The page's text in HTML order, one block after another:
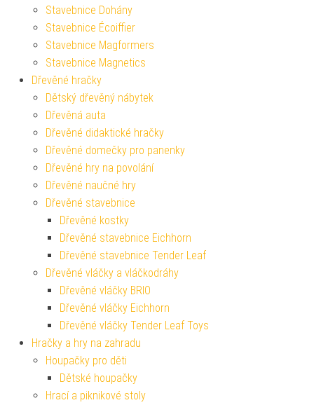
Stavebnice Dohány
Stavebnice Écoiffier
Stavebnice Magformers
Stavebnice Magnetics
Dřevěné hračky
Dětský dřevěný nábytek
Dřevěná auta
Dřevěné didaktické hračky
Dřevěné domečky pro panenky
Dřevěné hry na povolání
Dřevěné naučné hry
Dřevěné stavebnice
Dřevěné kostky
Dřevěné stavebnice Eichhorn
Dřevěné stavebnice Tender Leaf
Dřevěné vláčky a vláčkodráhy
Dřevěné vláčky BRIO
Dřevěné vláčky Eichhorn
Dřevěné vláčky Tender Leaf Toys
Hračky a hry na zahradu
Houpačky pro děti
Dětské houpačky
Hrací a piknikové stoly